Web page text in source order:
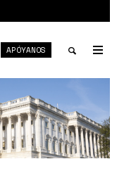
Toggle
search
APÓYANOS